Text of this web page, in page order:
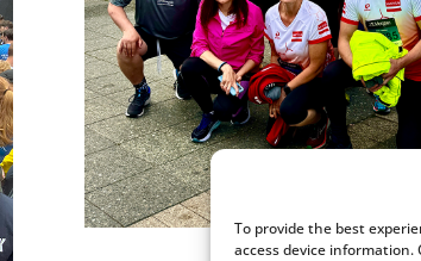
To provide the best
access device